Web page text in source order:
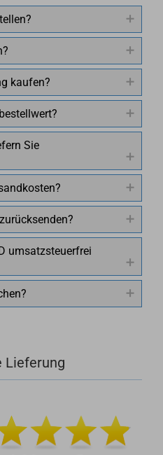
kaufen?
Sie
umsatzsteuerfrei
79 78 2
Lieferung